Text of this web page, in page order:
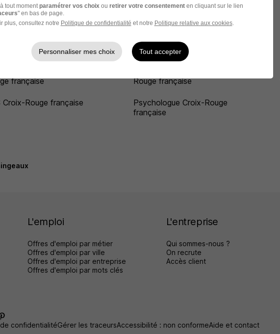
par Métier
française
Rouge française
Croix-Rouge française
Psychologue Croix-Rouge
française
L'emploi
Offres d'emploi par métier
Offres d'emploi par ville
Offres d'emploi par entreprise
Offres d'emploi par mots clés
L'entreprise
Qui sommes-nous ?
On recrute
Accès client
confidentialitéGérer les traceursAccessibilité : non conformeAide et contact
tout momentparamétrer vos choixou retirer votre consentementen cliquant sur le lien
" en bas de page.
plus, consultez notre Politique de confidentialité et notre Politique relative aux cookies.
Personnaliser mes choix Tout accepter